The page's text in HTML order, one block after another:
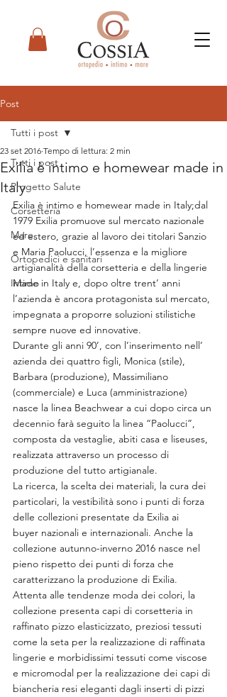
Post
Tutti i post
Progetto Salute
Corsetteria
Mare
Ortopedici e sanitari
Intimo
Tutti i post
Exilia è intimo e homewear made in
Italy
23 set 2016 Tempo di lettura: 2 min
Exilia è intimo e homewear made in Italy;dal
1979 Exilia promuove sul mercato nazionale
ed estero, grazie al lavoro dei titolari Sanzio
e Maria Paolucci, l’essenza e la migliore
artigianalità della corsetteria e della lingerie
Made in Italy e, dopo oltre trent’ anni
l’azienda è ancora protagonista sul mercato,
impegnata a proporre soluzioni stilistiche
sempre nuove ed innovative.
Durante gli anni 90’, con l’inserimento nell’
azienda dei quattro figli, Monica (stile),
Barbara (produzione), Massimiliano
(commerciale) e Luca (amministrazione)
nasce la linea Beachwear a cui dopo circa un
decennio farà seguito la linea “Paolucci”,
composta da vestaglie, abiti casa e liseuses,
realizzata attraverso un processo di
produzione del tutto artigianale.
La ricerca, la scelta dei materiali, la cura dei
particolari, la vestibilità sono i punti di forza
delle collezioni presentate da Exilia ai
buyer nazionali e internazionali. Anche la
collezione autunno-inverno 2016 nasce nel
pieno rispetto dei punti di forza che
caratterizzano la produzione di Exilia.
Attenta alle tendenze moda dei colori, la
collezione presenta capi di corsetteria in
raffinato pizzo elasticizzato, preziosi tessuti
come la seta per la realizzazione di raffinata
lingerie e morbidissimi tessuti come viscose
e micromodal per la realizzazione dei capi di
biancheria resi eleganti dagli inserti di pizzi